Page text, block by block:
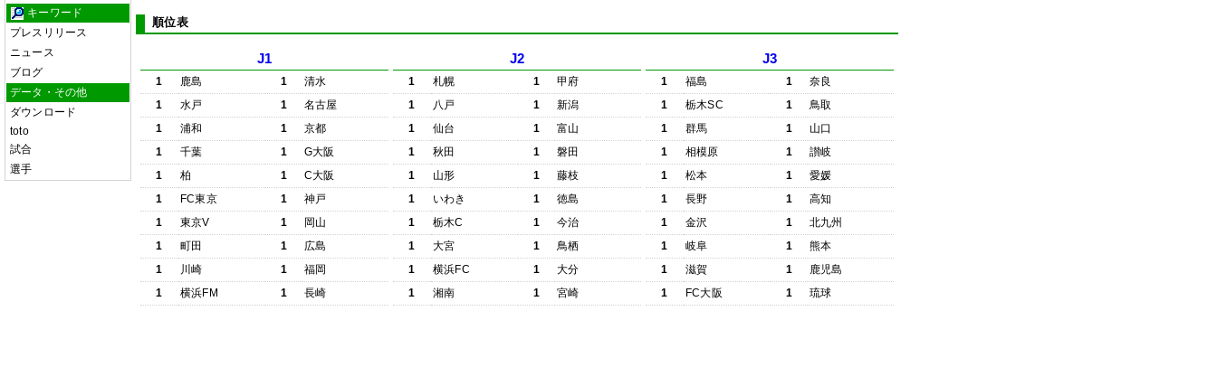
キーワード
プレスリリース
ニュース
ブログ
データ・その他
ダウンロード
toto
試合
選手
順位表
J1
1 鹿島 1
清水
1
水戸 1
名古屋
1
浦和 1
京都
1
千葉 1
G大阪
1
柏 1
C大阪
1
FC東京 1
神戸
1
東京V 1
岡山
1
町田 1
広島
1
川崎 1
福岡
1
横浜FM 1 長崎
J2
1 札幌 1
甲府
1
八戸 1
新潟
1
仙台 1
富山
1
秋田 1
磐田
1
山形 1
藤枝
1
いわき 1
徳島
1
栃木C 1
今治
1
大宮 1
鳥栖
1
横浜FC 1
大分
1
湘南 1 宮崎
J3
1 福島 1
奈良
1
栃木SC 1
鳥取
1
群馬 1
山口
1
相模原 1
讃岐
1
松本 1
愛媛
1
長野 1
高知
1
金沢 1
北九州
1
岐阜 1
熊本
1
滋賀 1
鹿児島
1
FC大阪 1 琉球